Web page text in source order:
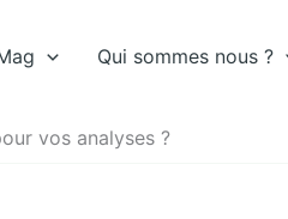
Qui sommes nous ?
vos analyses ?